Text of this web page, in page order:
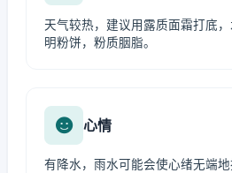
天气较热，建议用露质面霜打底
明粉饼，粉质胭脂。
心情
有降水，雨水可能会使心绪无端